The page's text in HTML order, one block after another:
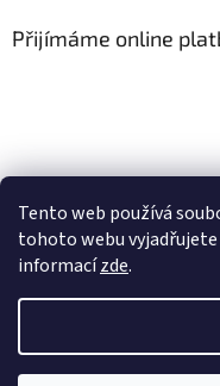
Tento web používá
tohoto webu vyjadřujete
informacízde.
Přijímáme online